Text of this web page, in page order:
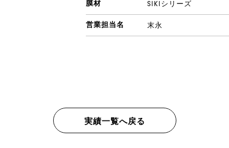
膜材 SIKIシリーズ
営業担当名 末永
実績一覧へ戻る